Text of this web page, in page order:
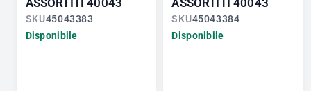
ASSORTITI 40043
SKU45043383
Disponibile
ASSORTITI 40043
SKU45043384
Disponibile